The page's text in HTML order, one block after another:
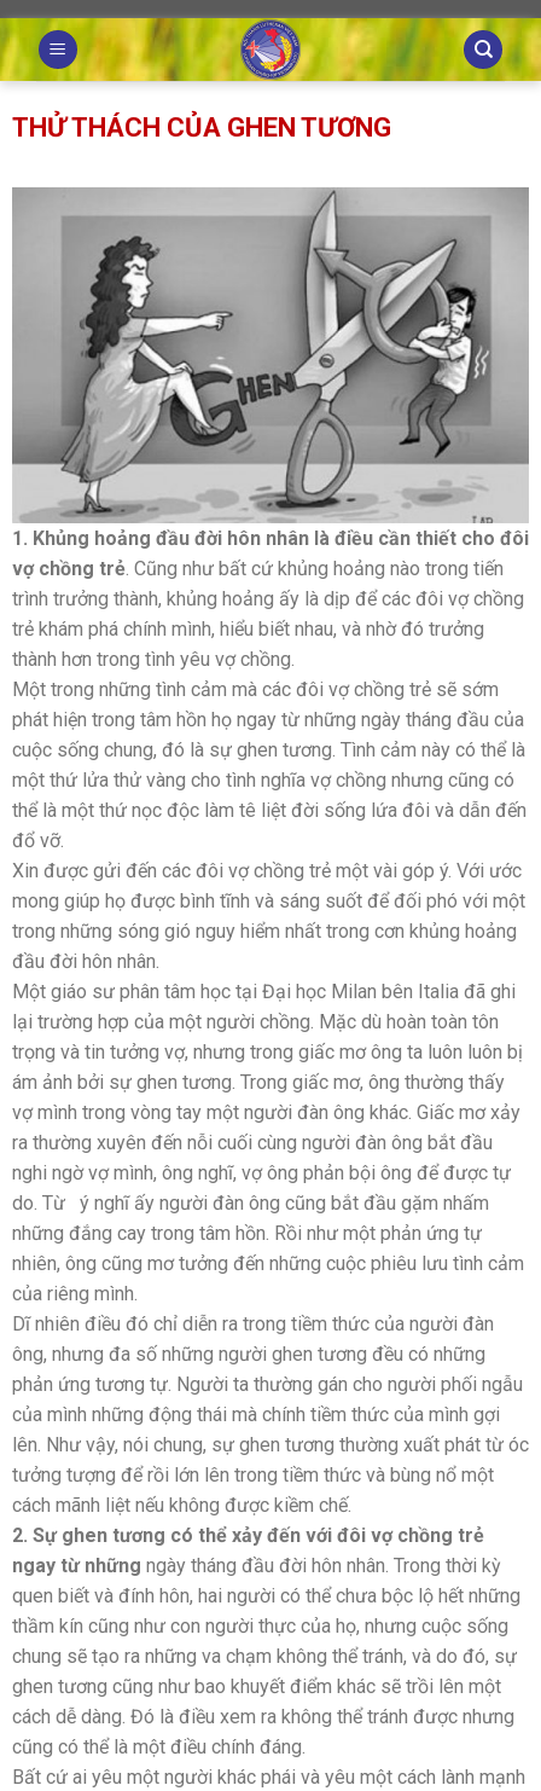
Skip
to
content
THỬ THÁCH CỦA GHEN TƯƠNG
1. Khủng hoảng đầu đời hôn nhân là điều cần thiết cho đôi
vợ chồng trẻ. Cũng như bất cứ khủng hoảng nào trong tiến
trình trưởng thành, khủng hoảng ấy là dịp để các đôi vợ chồng
trẻ khám phá chính mình, hiểu biết nhau, và nhờ đó trưởng
thành hơn trong tình yêu vợ chồng.
Một trong những tình cảm mà các đôi vợ chồng trẻ sẽ sớm
phát hiện trong tâm hồn họ ngay từ những ngày tháng đầu của
cuộc sống chung, đó là sự ghen tương. Tình cảm này có thể là
một thứ lửa thử vàng cho tình nghĩa vợ chồng nhưng cũng có
thể là một thứ nọc độc làm tê liệt đời sống lứa đôi và dẫn đến
đổ vỡ.
Xin được gửi đến các đôi vợ chồng trẻ một vài góp ý. Với ước
mong giúp họ được bình tĩnh và sáng suốt để đối phó với một
trong những sóng gió nguy hiểm nhất trong cơn khủng hoảng
đầu đời hôn nhân.
Một giáo sư phân tâm học tại Đại học Milan bên Italia đã ghi
lại trường hợp của một người chồng. Mặc dù hoàn toàn tôn
trọng và tin tưởng vợ, nhưng trong giấc mơ ông ta luôn luôn bị
ám ảnh bởi sự ghen tương. Trong giấc mơ, ông thường thấy
vợ mình trong vòng tay một người đàn ông khác. Giấc mơ xảy
ra thường xuyên đến nỗi cuối cùng người đàn ông bắt đầu
nghi ngờ vợ mình, ông nghĩ, vợ ông phản bội ông để được tự
do. Từ ý nghĩ ấy người đàn ông cũng bắt đầu gặm nhấm
những đắng cay trong tâm hồn. Rồi như một phản ứng tự
nhiên, ông cũng mơ tưởng đến những cuộc phiêu lưu tình cảm
của riêng mình.
Dĩ nhiên điều đó chỉ diễn ra trong tiềm thức của người đàn
ông, nhưng đa số những người ghen tương đều có những
phản ứng tương tự. Người ta thường gán cho người phối ngẫu
của mình những động thái mà chính tiềm thức của mình gợi
lên. Như vậy, nói chung, sự ghen tương thường xuất phát từ óc
tưởng tượng để rồi lớn lên trong tiềm thức và bùng nổ một
cách mãnh liệt nếu không được kiềm chế.
2. Sự ghen tương có thể xảy đến với đôi vợ chồng trẻ
ngay từ những ngày tháng đầu đời hôn nhân. Trong thời kỳ
quen biết và đính hôn, hai người có thể chưa bộc lộ hết những
thầm kín cũng như con người thực của họ, nhưng cuộc sống
chung sẽ tạo ra những va chạm không thể tránh, và do đó, sự
ghen tương cũng như bao khuyết điểm khác sẽ trồi lên một
cách dễ dàng. Đó là điều xem ra không thể tránh được nhưng
cũng có thể là một điều chính đáng.
Bất cứ ai yêu một người khác phái và yêu một cách lành mạnh